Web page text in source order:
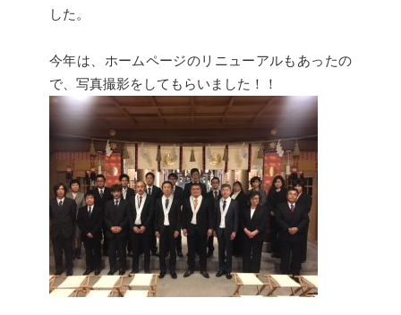
した。
今年は、ホームページのリニューアルもあったの
で、写真撮影をしてもらいました！！